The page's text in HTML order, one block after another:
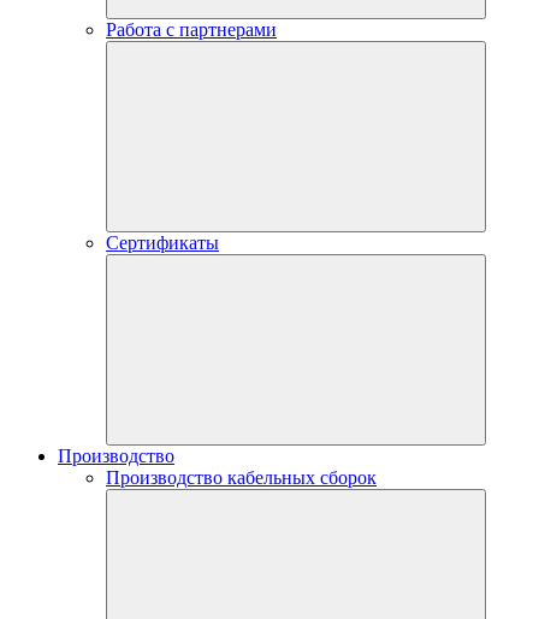
Работа с партнерами
Сертификаты
Производство
Производство кабельных сборок